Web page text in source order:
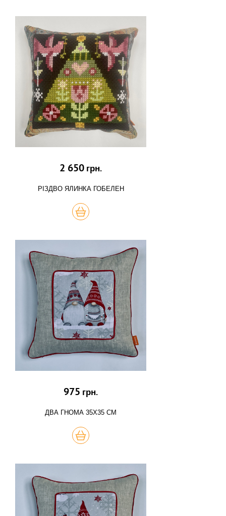
2 650 грн.
РІЗДВО ЯЛИНКА ГОБЕЛЕН
КУПИТЬ
975 грн.
ДВА ГНОМА 35Х35 СМ
КУПИТЬ